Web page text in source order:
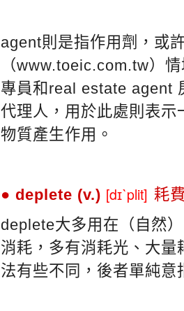
agent則是指作用劑，或
（www.toeic.com.tw）
專員和real estate agent
代理人，用於此處則表
物質產生作用。
● deplete (v.) [dɪˋplit] 耗
deplete大多用在（自然
消耗，多有消耗光、大
法有些不同，後者單純意